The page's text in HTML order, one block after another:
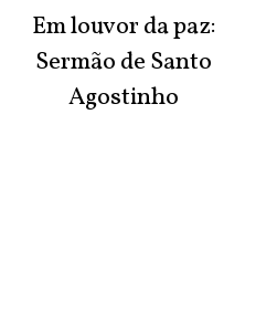
Em louvor da paz:
Sermão de Santo
Agostinho